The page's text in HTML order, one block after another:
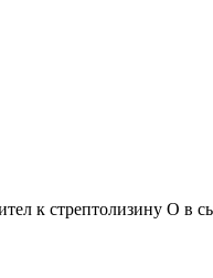
к стрептолизину О в